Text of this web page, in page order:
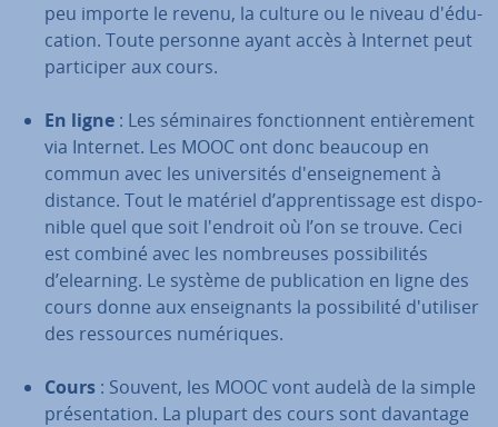
peu importe le revenu, la culture ou le niveau d'édu­
ca­tion. Toute personne ayant accès à Internet peut
par­ti­ci­per aux cours.
En ligne : Les sé­mi­naires fonc­tion­nent en­tiè­re­ment
via Internet. Les MOOC ont donc beaucoup en
commun avec les uni­ver­si­tés d'en­seig­ne­ment à
distance. Tout le matériel d’ap­pren­tis­sage est dis­po­
nible quel que soit l'endroit où l’on se trouve. Ceci
est combiné avec les nom­breuses pos­si­bi­li­tés
d’elearning. Le système de pu­bli­ca­tion en ligne des
cours donne aux en­seig­nants la pos­si­bi­lité d'uti­li­ser
des res­sources nu­mé­riques.
Cours : Souvent, les MOOC vont audelà de la simple
pré­sen­ta­tion. La plupart des cours sont davantage